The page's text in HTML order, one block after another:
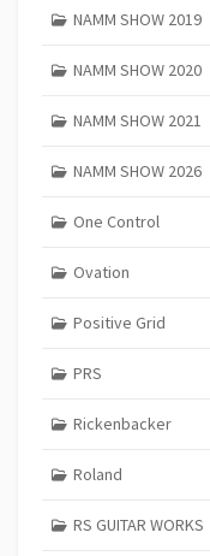
NAMM SHOW 2019
NAMM SHOW 2020
NAMM SHOW 2021
NAMM SHOW 2026
One Control
Ovation
Positive Grid
PRS
Rickenbacker
Roland
RS GUITAR WORKS